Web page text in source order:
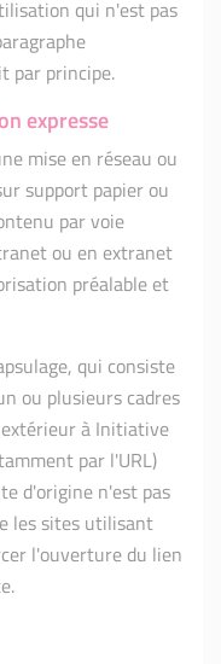
qui n'est pas
par principe.
expresse
mise en réseau ou
support papier ou
par voie
ou en extranet
préalable et
qui consiste
ou plusieurs cadres
à Initiative
par l'URL)
d'origine n'est pas
les sites utilisant
l'ouverture du lien